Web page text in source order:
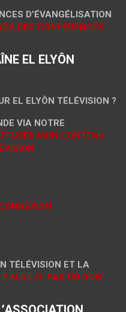
D’ÉVANGÉLISATION
DES CONFÉRENCES
EL ELYÔN
EL ELYÔN TÉLÉVISION ?
VIA NOTRE
MON CONTENU
TÉLÉVISION ET LA
M.D.L.R. PAR UN DON